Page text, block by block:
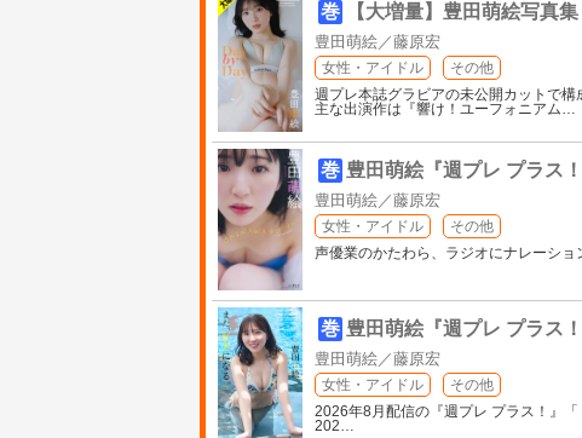
巻 【大増量】豊田萌絵写真
豊田萌絵／藤原宏
女性・アイドル
その他
週プレ本誌グラビアの未公開カットで構
主な出演作は『響け！ユーフォニアム…
巻 豊田萌絵『週プレ プラス
豊田萌絵／藤原宏
女性・アイドル
その他
声優業のかたわら、ラジオにナレーシ
巻 豊田萌絵『週プレ プラス
豊田萌絵／藤原宏
女性・アイドル
その他
2026年8月配信の『週プレ プラス！』
202…